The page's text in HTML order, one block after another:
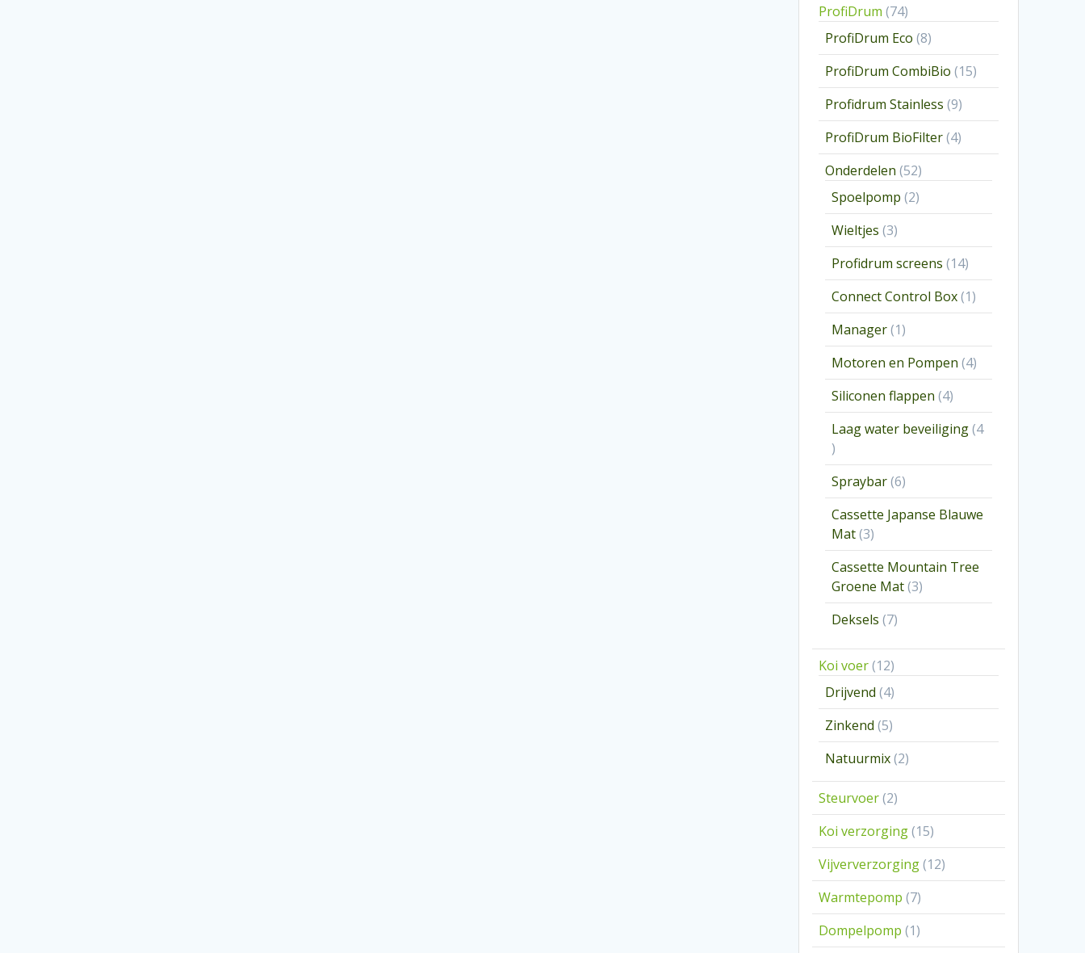
ProfiDrum 7474
producten
ProfiDrum Eco 88
producten
ProfiDrum CombiBio 1515
producten
Profidrum Stainless 99
producten
ProfiDrum BioFilter 44
producten
Onderdelen 5252
producten
Spoelpomp 22
producten
Wieltjes 33
producten
Profidrum screens 1414
producten
Connect Control Box 11
product
Manager 11
product
Motoren en Pompen 44
producten
Siliconen flappen 44
producten
Laag water beveiliging 4
4
producten
Spraybar 66
producten
Cassette Japanse Blauwe
Mat 33
producten
Cassette Mountain Tree
Groene Mat 33
producten
Deksels 77
Koi voer 1212
producten
Drijvend 44
producten
Zinkend 55
producten
Natuurmix 22
producten
Steurvoer 22
producten
Koi verzorging 1515
producten
Vijververzorging 1212
producten
Warmtepomp 77
producten
Dompelpomp 11
product